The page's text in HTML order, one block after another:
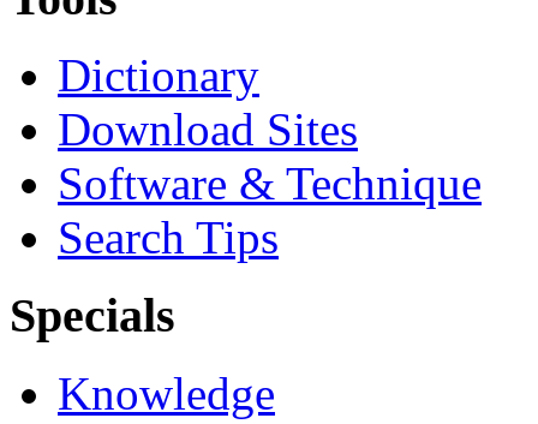
Dictionary
Download Sites
Software & Technique
Search Tips
Specials
Knowledge